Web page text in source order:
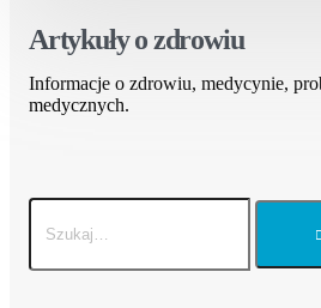
Artykuły o zdrowiu
Informacje o zdrowiu, medycynie,
medycznych.